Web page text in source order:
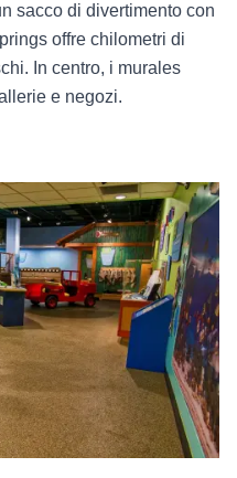
sacco di divertimento con
offre chilometri di
In centro, i murales
e negozi.